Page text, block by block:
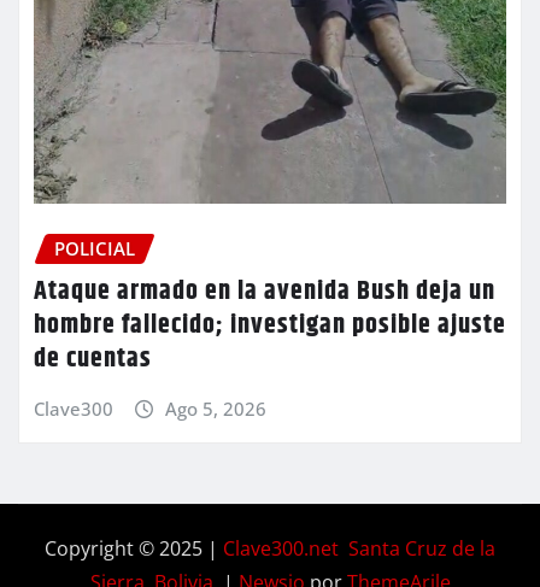
POLICIAL
Ataque armado en la avenida Bush deja un
hombre fallecido; investigan posible ajuste
de cuentas
Clave300 Ago 5, 2026
Copyright © 2025 | Clave300.net Santa Cruz de la